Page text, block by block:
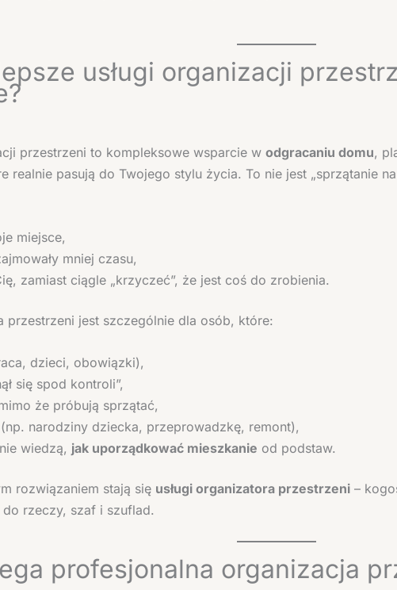
usługi organizacji
przestrzeni to kompleksowe wsparcie w odgracaniu domu,
realnie pasują do Twojego stylu życia. To nie jest „sprzątanie
miejsce,
mniej czasu,
zamiast ciągle „krzyczeć”, że jest coś do zrobienia.
przestrzeni jest szczególnie dla osób, które:
dzieci, obowiązki),
się spod kontroli”,
że próbują sprzątać,
narodziny dziecka, przeprowadzkę, remont),
wiedzą, jak uporządkować mieszkanie od podstaw.
rozwiązaniem stają się usługi organizatora przestrzeni –
rzeczy, szaf i szuflad.
profesjonalna organizacja